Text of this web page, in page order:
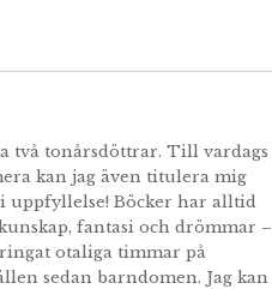
två tonårsdöttrar. Till vardags
kan jag även titulera mig
uppfyllelse! Böcker har alltid
fantasi och drömmar –
otaliga timmar på
sedan barndomen. Jag kan